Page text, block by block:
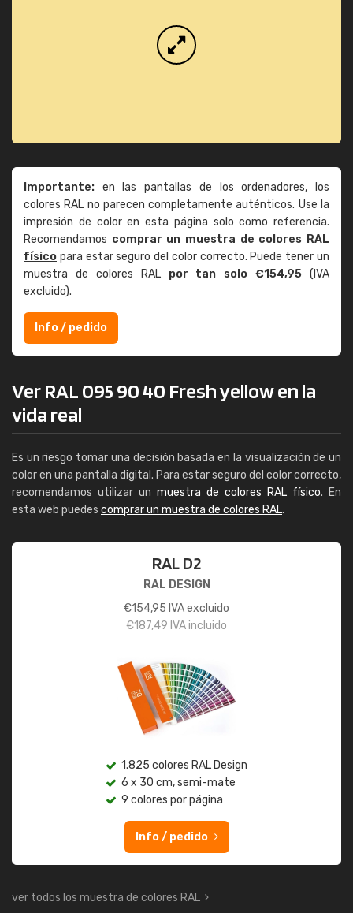
Importante: en las pantallas de los ordenadores, los
colores RAL no parecen completamente auténticos. Use la
impresión de color en esta página solo como referencia.
Recomendamos comprar un muestra de colores RAL
físico para estar seguro del color correcto. Puede tener un
muestra de colores RAL por tan solo €154,95 (IVA
excluido).
Info / pedido
Ver RAL 095 90 40 Fresh yellow en la
vida real
Es un riesgo tomar una decisión basada en la visualización de un
color en una pantalla digital. Para estar seguro del color correcto,
recomendamos utilizar un muestra de colores RAL físico. En
esta web puedes comprar un muestra de colores RAL.
RAL D2
RAL DESIGN
€154,95 IVA excluido
€187,49 IVA incluido
1.825 colores RAL Design
6 x 30 cm, semi-mate
9 colores por página
Info / pedido
ver todos los muestra de colores RAL